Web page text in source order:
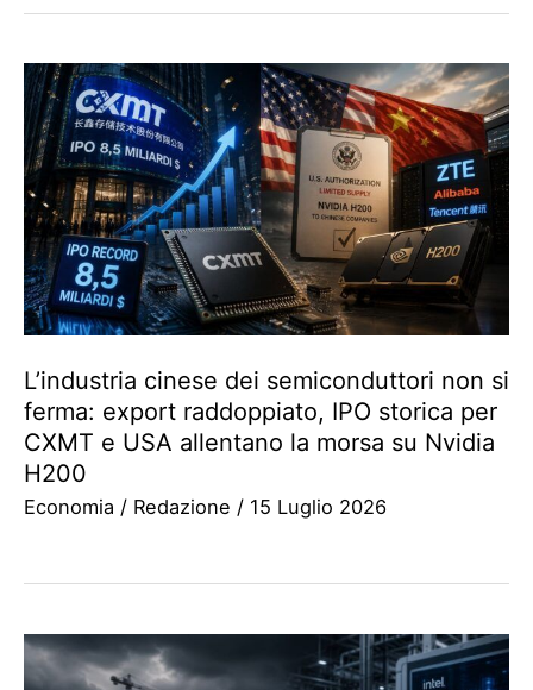
L’industria cinese dei semiconduttori non si
ferma: export raddoppiato, IPO storica per
CXMT e USA allentano la morsa su Nvidia
H200
Economia / Redazione / 15 Luglio 2026